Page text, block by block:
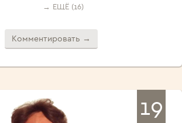
→ ЕЩЁ (16)
Комментировать →
19